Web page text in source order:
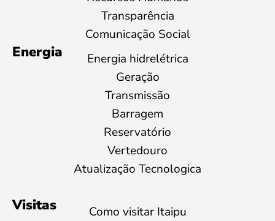
Transparência
Comunicação Social
Energia
Energia hidrelétrica
Geração
Transmissão
Barragem
Reservatório
Vertedouro
Atualização Tecnologica
Visitas
Como visitar Itaipu